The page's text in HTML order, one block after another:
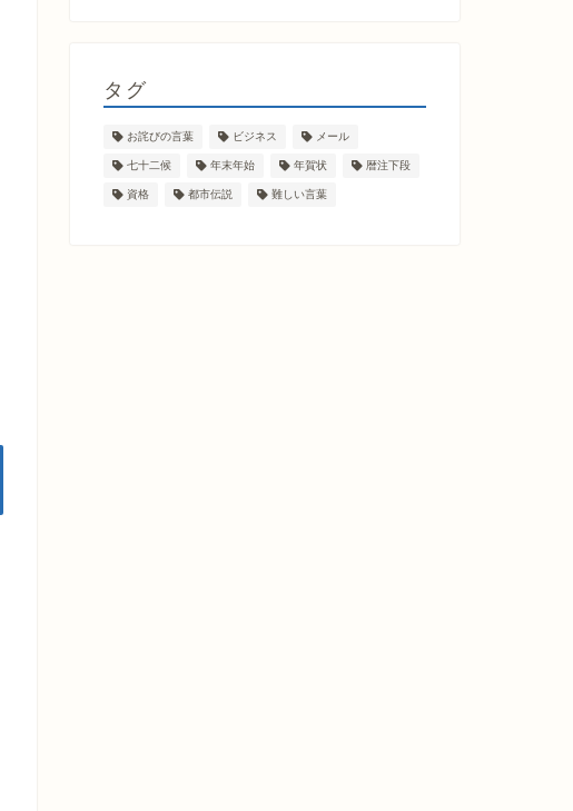
タグ
お詫びの言葉 ビジネス メール
七十二候 年末年始 年賀状 暦注下段
資格 都市伝説 難しい言葉